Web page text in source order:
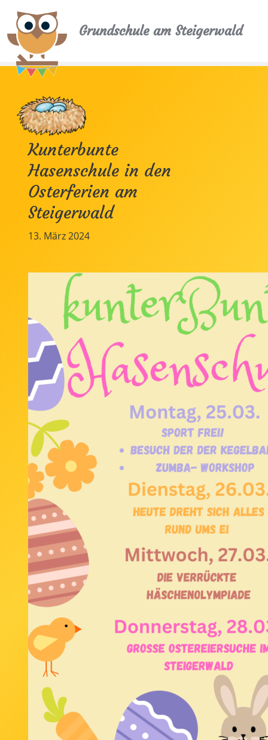
Grundschule am Steigerwald
Kunterbunte
Hasenschule in den
Osterferien am
Steigerwald
13. März 2024